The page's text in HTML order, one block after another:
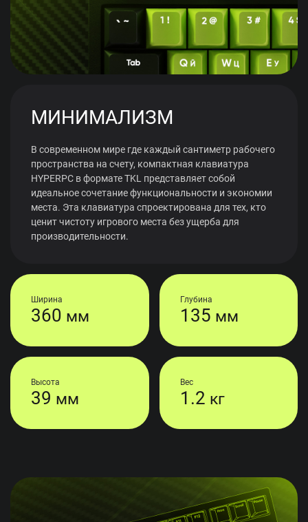
МИНИМАЛИЗМ
В современном мире где каждый сантиметр рабочего
пространства на счету, компактная клавиатура
HYPERPC в формате TKL представляет собой
идеальное сочетание функциональности и экономии
места. Эта клавиатура спроектирована для тех, кто
ценит чистоту игрового места без ущерба для
производительности.
Ширина
360 мм
Глубина
135 мм
Высота
39 мм
Вес
1.2 кг